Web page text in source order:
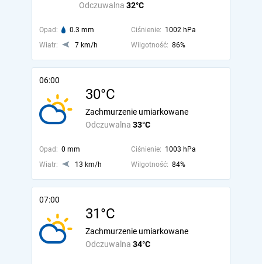
Odczuwalna 32°C
Opad: 0.3 mm Ciśnienie: 1002 hPa
Wiatr:
7 km/h Wilgotność: 86%
06:00
30°C
Odczuwalna 33°C
Zachmurzenie umiarkowane
Opad: 0 mm Ciśnienie: 1003 hPa
Wiatr:
13 km/h Wilgotność: 84%
07:00
31°C
Odczuwalna 34°C
Zachmurzenie umiarkowane